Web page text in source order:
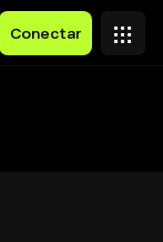
Conectar